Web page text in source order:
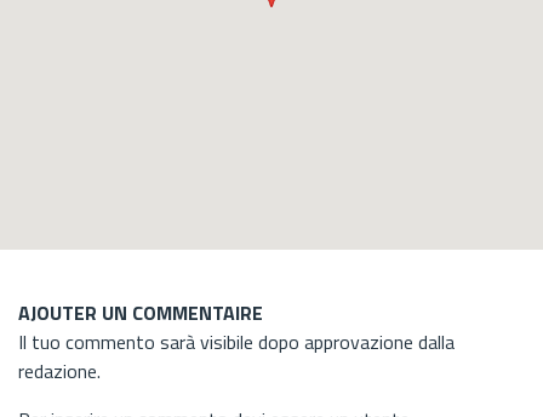
AJOUTER UN COMMENTAIRE
Il tuo commento sarà visibile dopo approvazione dalla
redazione.